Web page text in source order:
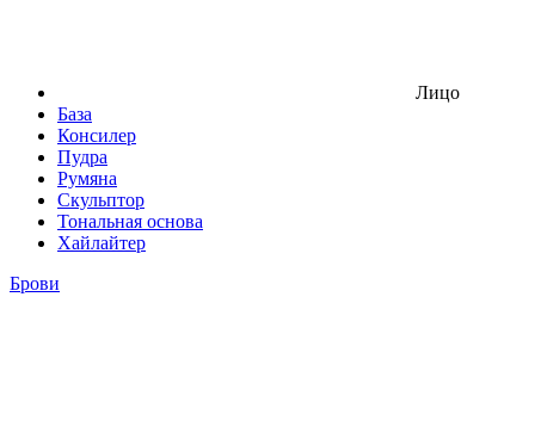
Лицо
База
Консилер
Пудра
Румяна
Скульптор
Тональная основа
Хайлайтер
Брови